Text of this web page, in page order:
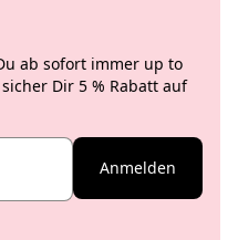
ab sofort immer up to
Dir 5 % Rabatt auf
Anmelden